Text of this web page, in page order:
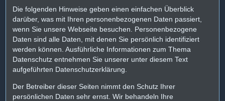
Die folgenden Hinweise geben einen einfachen Überblick
darüber, was mit Ihren personenbezogenen Daten passiert,
wenn Sie unsere Webseite besuchen. Personenbezogene
Daten sind alle Daten, mit denen Sie persönlich identifiziert
werden können. Ausführliche Informationen zum Thema
Datenschutz entnehmen Sie unserer unter diesem Text
aufgeführten Datenschutzerklärung.
Der Betreiber dieser Seiten nimmt den Schutz Ihrer
persönlichen Daten sehr ernst. Wir behandeln Ihre